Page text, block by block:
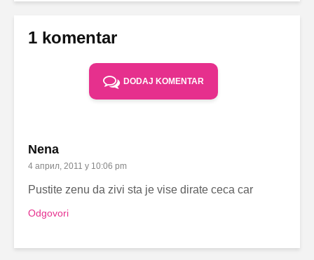
1 komentar
DODAJ KOMENTAR
Nena
4 април, 2011 у 10:06 pm
Pustite zenu da zivi sta je vise dirate ceca car
Odgovori